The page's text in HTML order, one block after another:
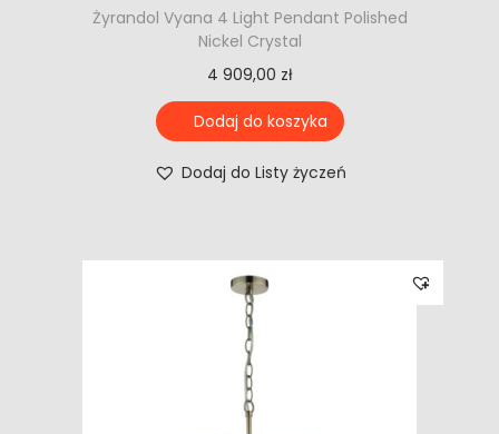
Żyrandol Vyana 4 Light Pendant Polished
Nickel Crystal
4 909,00 zł
Dodaj do koszyka
Dodaj do Listy życzeń